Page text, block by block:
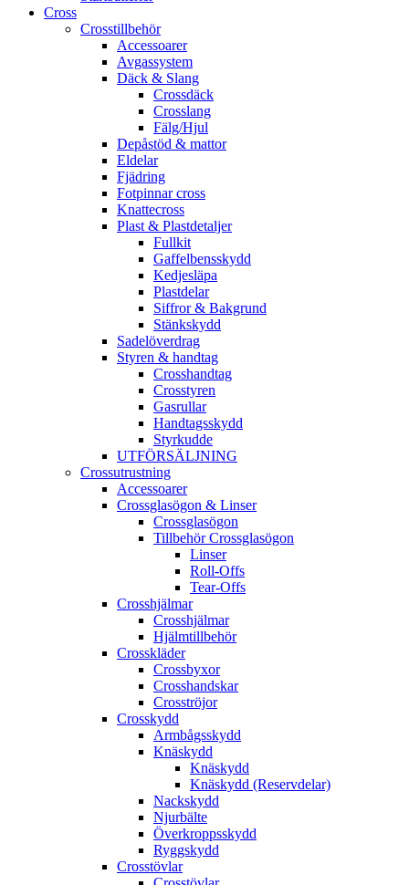
Cross
Crosstillbehör
Accessoarer
Avgassystem
Däck & Slang
Crossdäck
Crosslang
Fälg/Hjul
Depåstöd & mattor
Eldelar
Fjädring
Fotpinnar cross
Knattecross
Plast & Plastdetaljer
Fullkit
Gaffelbensskydd
Kedjesläpa
Plastdelar
Siffror & Bakgrund
Stänkskydd
Sadelöverdrag
Styren & handtag
Crosshandtag
Crosstyren
Gasrullar
Handtagsskydd
Styrkudde
UTFÖRSÄLJNING
Crossutrustning
Accessoarer
Crossglasögon & Linser
Crossglasögon
Tillbehör Crossglasögon
Linser
Roll-Offs
Tear-Offs
Crosshjälmar
Crosshjälmar
Hjälmtillbehör
Crosskläder
Crossbyxor
Crosshandskar
Crosströjor
Crosskydd
Armbågsskydd
Knäskydd
Knäskydd
Knäskydd (Reservdelar)
Nackskydd
Njurbälte
Överkroppsskydd
Ryggskydd
Crosstövlar